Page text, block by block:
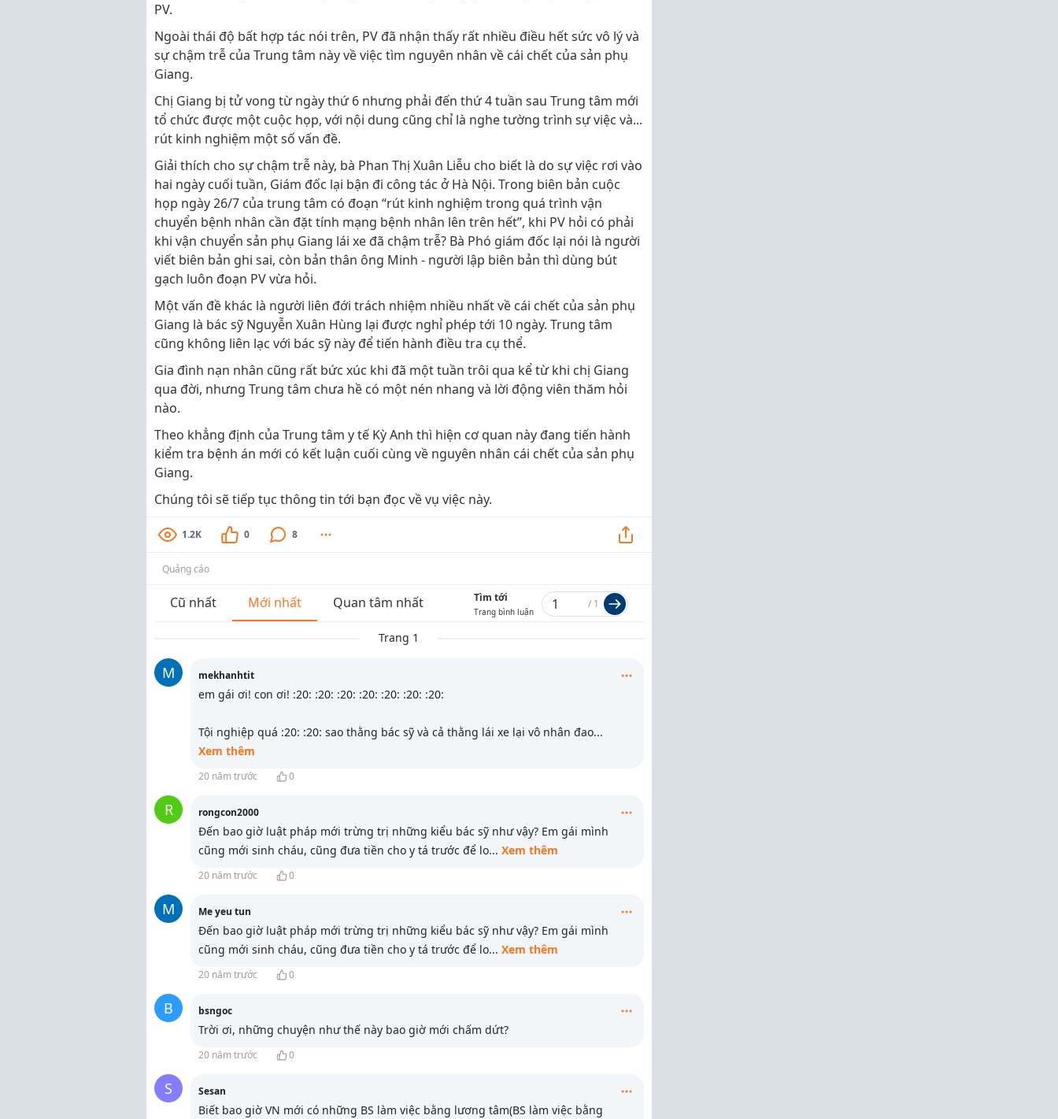
PV.
Ngoài thái độ bất hợp tác nói trên, PV đã nhận thấy rất nhiều điều hết sức vô lý và
sự chậm trễ của Trung tâm này về việc tìm nguyên nhân về cái chết của sản phụ
Giang.
Chị Giang bị tử vong từ ngày thứ 6 nhưng phải đến thứ 4 tuần sau Trung tâm mới
tổ chức được một cuộc họp, với nội dung cũng chỉ là nghe tường trình sự việc và...
rút kinh nghiệm một số vấn đề.
Giải thích cho sự chậm trễ này, bà Phan Thị Xuân Liễu cho biết là do sự việc rơi vào
hai ngày cuối tuần, Giám đốc lại bận đi công tác ở Hà Nội. Trong biên bản cuộc
họp ngày 26/7 của trung tâm có đoạn “rút kinh nghiệm trong quá trình vận
chuyển bệnh nhân cần đặt tính mạng bệnh nhân lên trên hết”, khi PV hỏi có phải
khi vận chuyển sản phụ Giang lái xe đã chậm trễ? Bà Phó giám đốc lại nói là người
viết biên bản ghi sai, còn bản thân ông Minh - người lập biên bản thì dùng bút
gạch luôn đoạn PV vừa hỏi.
Một vấn đề khác là người liên đới trách nhiệm nhiều nhất về cái chết của sản phụ
Giang là bác sỹ Nguyễn Xuân Hùng lại được nghỉ phép tới 10 ngày. Trung tâm
cũng không liên lạc với bác sỹ này để tiến hành điều tra cụ thể.
Gia đình nạn nhân cũng rất bức xúc khi đã một tuần trôi qua kể từ khi chị Giang
qua đời, nhưng Trung tâm chưa hề có một nén nhang và lời động viên thăm hỏi
nào.
Theo khẳng định của Trung tâm y tế Kỳ Anh thì hiện cơ quan này đang tiến hành
kiểm tra bệnh án mới có kết luận cuối cùng về nguyên nhân cái chết của sản phụ
Giang.
Chúng tôi sẽ tiếp tục thông tin tới bạn đọc về vụ việc này.
1.2K 0 8
Quảng cáo
Cũ nhất Mới nhất Quan tâm nhất Tìm tới
Trang bình luận
/ 1
Trang 1
M mekhanhtit
em gái ơi! con ơi! :20: :20: :20: :20: :20: :20: :20:
Tội nghiệp quá :20: :20: sao thằng bác sỹ và cả thằng lái xe lại vô nhân đao...
Xem thêm
20 năm trước 0
R rongcon2000
Đến bao giờ luật pháp mới trừng trị những kiểu bác sỹ như vậy? Em gái mình
cũng mới sinh cháu, cũng đưa tiền cho y tá trước để lo... Xem thêm
20 năm trước 0
M Me yeu tun
Đến bao giờ luật pháp mới trừng trị những kiểu bác sỹ như vậy? Em gái mình
cũng mới sinh cháu, cũng đưa tiền cho y tá trước để lo... Xem thêm
20 năm trước 0
B bsngoc
Trời ơi, những chuyện như thế này bao giờ mới chấm dứt?
20 năm trước 0
S Sesan
Biết bao giờ VN mới có những BS làm việc bằng lương tâm(BS làm việc bằng